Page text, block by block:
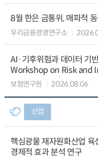
8월 한은 금통위, 매파적
우리금융경영연구소
AI·기후위험과 데이터 기
Workshop on Risk and
보험연구원 2026.08.06
산업
핵심광물 재자원화산업 육
경제적 효과 분석 연구